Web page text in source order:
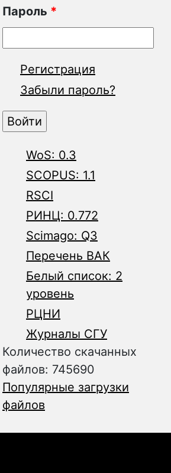
Пароль *
Регистрация
Забыли пароль?
WoS: 0.3
SCOPUS: 1.1
RSCI
РИНЦ: 0.772
Scimago: Q3
Перечень ВАК
Белый список: 2
уровень
РЦНИ
Журналы СГУ
Количество скачанных
файлов: 745690
Популярные загрузки
файлов